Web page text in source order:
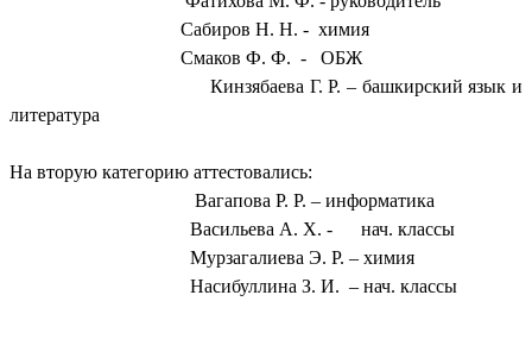
Сабиров Н. Н. - химия
Смаков Ф. Ф. - ОБЖ
Кинзябаева Г. Р. – башкирский язык и
литература
На вторую категорию аттестовались:
Вагапова Р. Р. – информатика
Васильева А. Х. - нач. классы
Мурзагалиева Э. Р. – химия
Насибуллина З. И. – нач. классы